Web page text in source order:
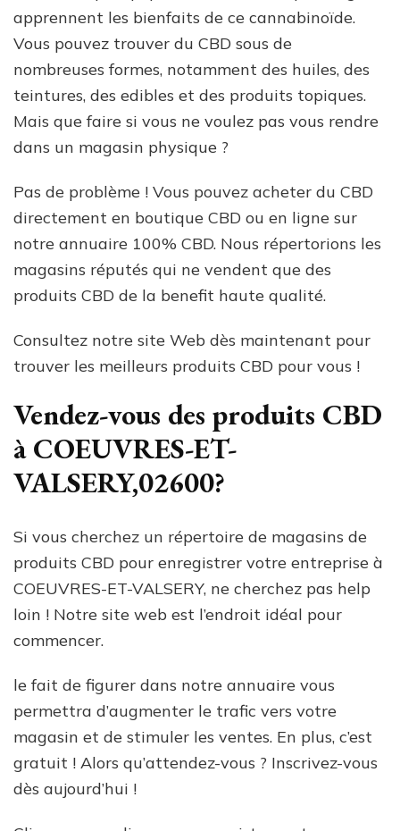
apprennent les bienfaits de ce cannabinoïde.
Vous pouvez trouver du CBD sous de
nombreuses formes, notamment des huiles, des
teintures, des edibles et des produits topiques.
Mais que faire si vous ne voulez pas vous rendre
dans un magasin physique ?
Pas de problème ! Vous pouvez acheter du CBD
directement en boutique CBD ou en ligne sur
notre annuaire 100% CBD. Nous répertorions les
magasins réputés qui ne vendent que des
produits CBD de la benefit haute qualité.
Consultez notre site Web dès maintenant pour
trouver les meilleurs produits CBD pour vous !
Vendez-vous des produits CBD
à COEUVRES-ET-
VALSERY,02600?
Si vous cherchez un répertoire de magasins de
produits CBD pour enregistrer votre entreprise à
COEUVRES-ET-VALSERY, ne cherchez pas help
loin ! Notre site web est l’endroit idéal pour
commencer.
le fait de figurer dans notre annuaire vous
permettra d’augmenter le trafic vers votre
magasin et de stimuler les ventes. En plus, c’est
gratuit ! Alors qu’attendez-vous ? Inscrivez-vous
dès aujourd’hui !